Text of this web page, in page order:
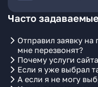
Часто
Отправил заявку
мне перезвонят?
Почему услуги
Если я уже выбрал
А если я не могу